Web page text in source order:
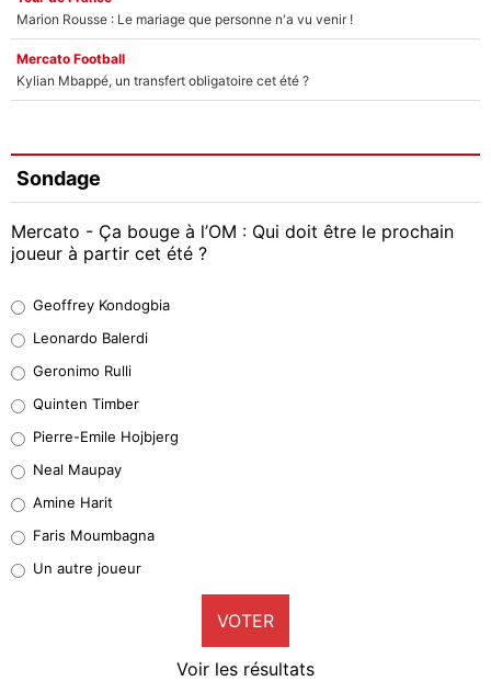
Marion Rousse : Le mariage que personne n'a vu venir !
Mercato Football
Kylian Mbappé, un transfert obligatoire cet été ?
Sondage
Mercato - Ça bouge à l’OM : Qui doit être le prochain
joueur à partir cet été ?
38%
32%
5%
1%
9%
Geoffrey Kondogbia
Leonardo Balerdi
Geronimo Rulli
Quinten Timber
Pierre-Emile Hojbjerg
Neal Maupay
Amine Harit
Faris Moumbagna
Un autre joueur
VOTER
Voir les résultats